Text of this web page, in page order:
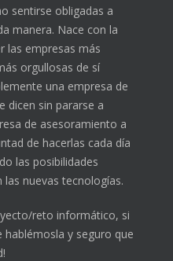
sentirse obligadas a
manera. Nace con la
las empresas más
orgullosas de sí
una empresa de
dicen sin pararse a
de asesoramiento a
de hacerlas cada día
las posibilidades
nuevas tecnologías.
reto informático, si
y seguro que